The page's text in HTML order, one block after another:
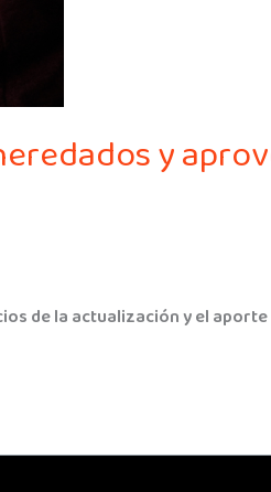
y
de la actualización y el aporte